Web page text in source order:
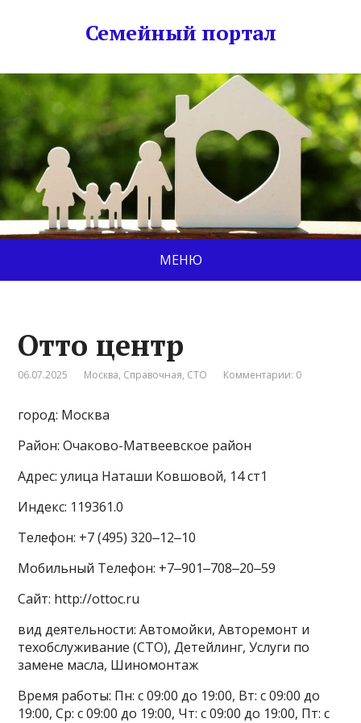
Семейный портал
МЕНЮ
Отто центр
06.07.2025 Москва, Справочная, СТО Комментарии: 0
город: Москва
Район: Очаково-Матвеевское район
Адрес: улица Наташи Ковшовой, 14 ст1
Индекс: 119361.0
Телефон: +7 (495) 320‒12‒10
Мобильный Телефон: +7‒901‒708‒20‒59
Сайт: http://ottoc.ru
вид деятельности: Автомойки, Авторемонт и
техобслуживание (СТО), Детейлинг, Услуги по
замене масла, Шиномонтаж
Время работы: Пн: с 09:00 до 19:00, Вт: с 09:00 до
19:00, Ср: с 09:00 до 19:00, Чт: с 09:00 до 19:00, Пт: с